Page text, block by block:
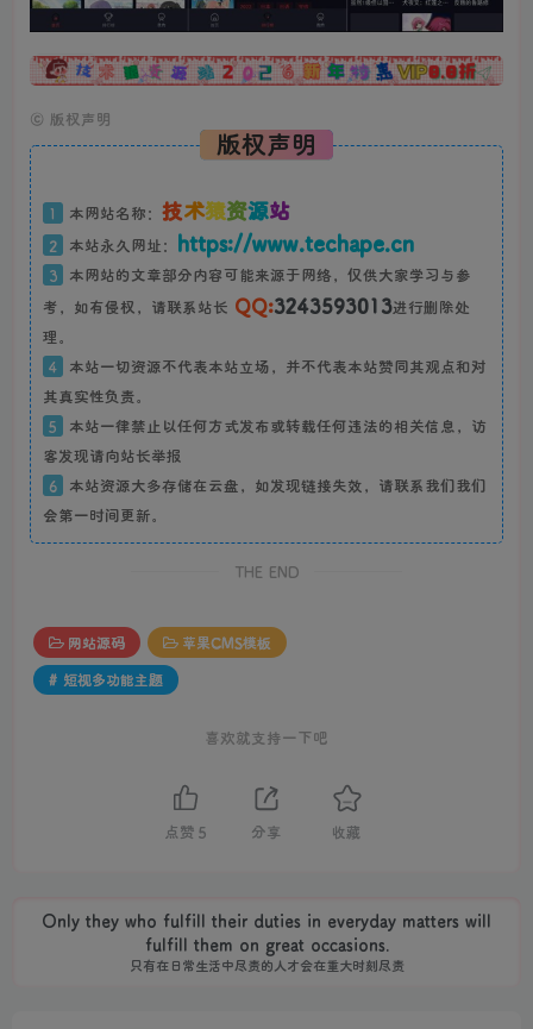
广告
© 版权声明
版权声明
1 本网站名称： 技术猿资源站
2 本站永久网址： https://www.techape.cn
3
本网站的文章部分内容可能来源于网络，仅供大家学习与参
考，如有侵权，请联系站长 QQ:3243593013进行删除处
理。
4
本站一切资源不代表本站立场，并不代表本站赞同其观点和对
其真实性负责。
5
本站一律禁止以任何方式发布或转载任何违法的相关信息，访
客发现请向站长举报
6
本站资源大多存储在云盘，如发现链接失效，请联系我们我们
会第一时间更新。
THE END
网站源码
苹果CMS模板
# 短视多功能主题
喜欢就支持一下吧
点赞 5 分享 收藏
Only they who fulfill their duties in everyday matters will
fulfill them on great occasions.
只有在日常生活中尽责的人才会在重大时刻尽责